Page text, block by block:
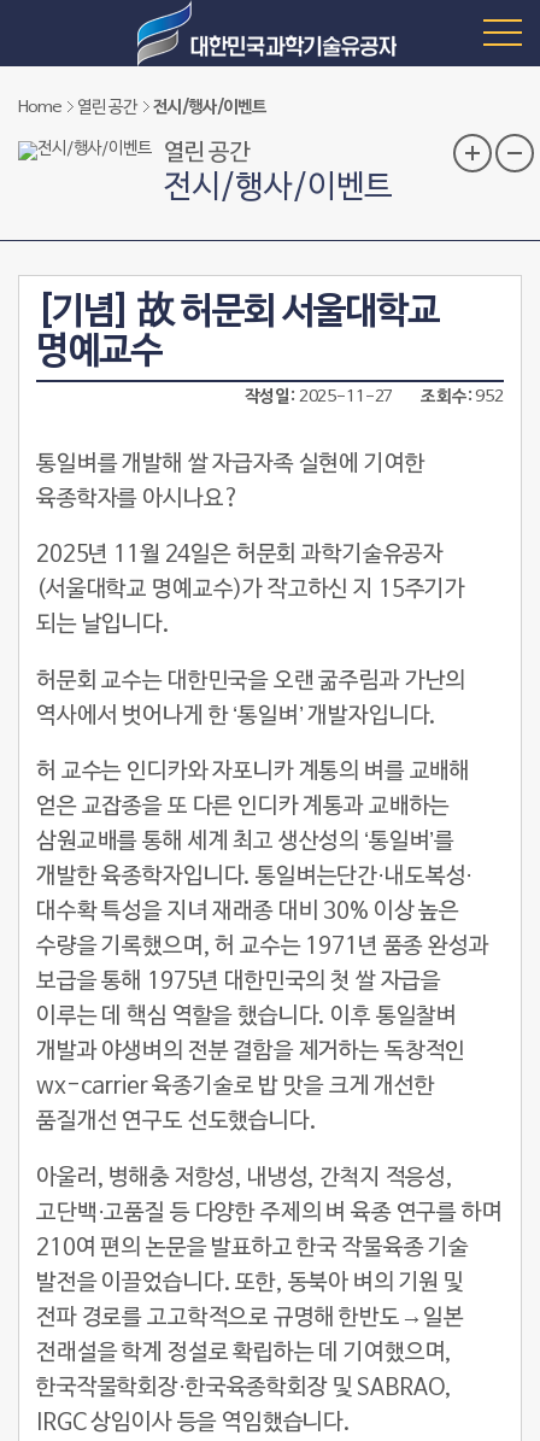
Home 열린 공간 전시/행사/이벤트
열린 공간
전시/행사/이벤트
[기념] 故 허문회 서울대학교
명예교수
작성일 2025-11-27 조회수 952
통일벼를 개발해 쌀 자급자족 실현에 기여한
육종학자를 아시나요?
2025년 11월 24일은 허문회 과학기술유공자
(서울대학교 명예교수)가 작고하신 지 15주기가
되는 날입니다.
허문회 교수는 대한민국을 오랜 굶주림과 가난의
역사에서 벗어나게 한 ‘통일벼’ 개발자입니다.
허 교수는 인디카와 자포니카 계통의 벼를 교배해
얻은 교잡종을 또 다른 인디카 계통과 교배하는
삼원교배를 통해 세계 최고 생산성의 ‘통일벼’를
개발한 육종학자입니다. 통일벼는단간·내도복성·
대수확 특성을 지녀 재래종 대비 30% 이상 높은
수량을 기록했으며, 허 교수는 1971년 품종 완성과
보급을 통해 1975년 대한민국의 첫 쌀 자급을
이루는 데 핵심 역할을 했습니다. 이후 통일찰벼
개발과 야생벼의 전분 결함을 제거하는 독창적인
wx-carrier 육종기술로 밥 맛을 크게 개선한
품질개선 연구도 선도했습니다.
아울러, 병해충 저항성, 내냉성, 간척지 적응성,
고단백·고품질 등 다양한 주제의 벼 육종 연구를 하며
210여 편의 논문을 발표하고 한국 작물육종 기술
발전을 이끌었습니다. 또한, 동북아 벼의 기원 및
전파 경로를 고고학적으로 규명해 한반도→일본
전래설을 학계 정설로 확립하는 데 기여했으며,
한국작물학회장·한국육종학회장 및 SABRAO,
IRGC 상임이사 등을 역임했습니다.